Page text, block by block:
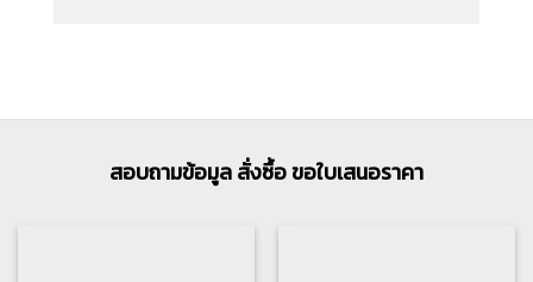
สอบถามข้อมูล สั่งซื้อ ขอใบเสนอราคา